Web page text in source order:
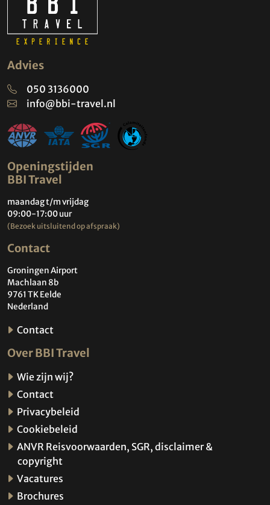
Advies
050 3136000
info@bbi-travel.nl
Openingstijden
BBI Travel
maandag t/m vrijdag
09:00-17:00 uur
(Bezoek uitsluitend op afspraak)
Contact
Groningen Airport
Machlaan 8b
9761 TK Eelde
Nederland
Contact
Over BBI Travel
Wie zijn wij?
Contact
Privacybeleid
Cookiebeleid
ANVR Reisvoorwaarden, SGR, disclaimer &
copyright
Vacatures
Brochures